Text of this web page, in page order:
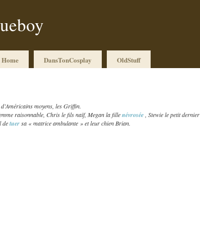
Home DansTonCosplay OldStuff
moyens, les Griffin.
raisonnable, Chris le fils naïf, Megan la fillenévrosée, Stewie le petit dernier
detuersa « matrice ambulante » et leur chien Brian.